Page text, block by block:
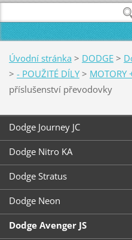
Úvodní stránka > DODGE >
> - POUŽITÉ DÍLY > MOTORY
příslušenství převodovky
Dodge Journey JC
Dodge Nitro KA
Dodge Stratus
Dodge Neon
Dodge Avenger JS